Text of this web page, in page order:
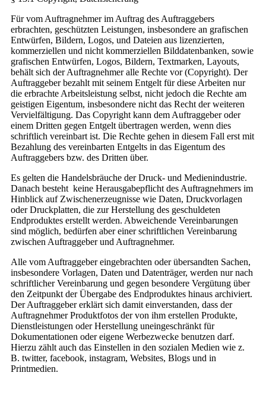
Für vom Auftragnehmer im Auftrag des Auftraggebers
erbrachten, geschützten Leistungen, insbesondere an grafischen
Entwürfen, Bildern, Logos, und Dateien aus lizenzierten,
kommerziellen und nicht kommerziellen Bilddatenbanken, sowie
grafischen Entwürfen, Logos, Bildern, Textmarken, Layouts,
behält sich der Auftragnehmer alle Rechte vor (Copyright). Der
Auftraggeber bezahlt mit seinem Entgelt für diese Arbeiten nur
die erbrachte Arbeitsleistung selbst, nicht jedoch die Rechte am
geistigen Eigentum, insbesondere nicht das Recht der weiteren
Vervielfältigung. Das Copyright kann dem Auftraggeber oder
einem Dritten gegen Entgelt übertragen werden, wenn dies
schriftlich vereinbart ist. Die Rechte gehen in diesem Fall erst mit
Bezahlung des vereinbarten Entgelts in das Eigentum des
Auftraggebers bzw. des Dritten über.
Es gelten die Handelsbräuche der Druck- und Medienindustrie.
Danach besteht keine Herausgabepflicht des Auftragnehmers im
Hinblick auf Zwischenerzeugnisse wie Daten, Druckvorlagen
oder Druckplatten, die zur Herstellung des geschuldeten
Endproduktes erstellt werden. Abweichende Vereinbarungen
sind möglich, bedürfen aber einer schriftlichen Vereinbarung
zwischen Auftraggeber und Auftragnehmer.
Alle vom Auftraggeber eingebrachten oder übersandten Sachen,
insbesondere Vorlagen, Daten und Datenträger, werden nur nach
schriftlicher Vereinbarung und gegen besondere Vergütung über
den Zeitpunkt der Übergabe des Endproduktes hinaus archiviert.
Der Auftraggeber erklärt sich damit einverstanden, dass der
Auftragnehmer Produktfotos der von ihm erstellen Produkte,
Dienstleistungen oder Herstellung uneingeschränkt für
Dokumentationen oder eigene Werbezwecke benutzen darf.
Hierzu zählt auch das Einstellen in den sozialen Medien wie z.
B. twitter, facebook, instagram, Websites, Blogs und in
Printmedien.